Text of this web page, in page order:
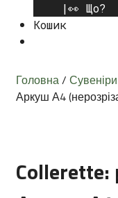
|👀 Що?
Кошик
Головна/ Сувеніри
Аркуш А4
Collerette: